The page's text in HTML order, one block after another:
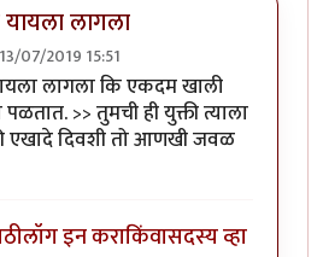
लागला
07/2019 15:51
जालिम लोशन
लागला कि एकदम खाली
>> तुमची ही युक्ती त्याला
एखादे दिवशी तो आणखी जवळ
लॉग इन कराकिंवासदस्य व्हा